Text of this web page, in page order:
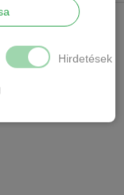
Hát részen 2-3
meg.
Hirdetések